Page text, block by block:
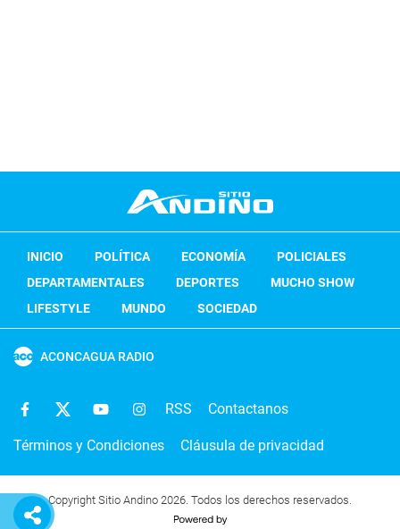
INICIO POLÍTICA ECONOMÍA
POLICIALES
DEPARTAMENTALES
DEPORTES
MUCHO SHOW
LIFESTYLE
MUNDO SOCIEDAD
ACONCAGUA RADIO
RSS Contactanos
Términos y Condiciones Cláusula de privacidad
Copyright Sitio Andino 2026. Todos los derechos reservados.